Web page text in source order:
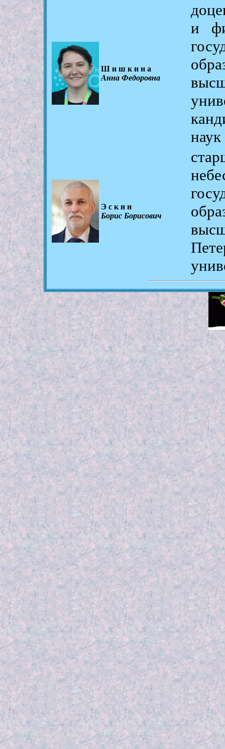
Шишкина
Анна Федоровна
и
наук
Эскин
Борис Борисович